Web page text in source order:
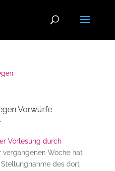
Vorwürfe
Vorlesung durch
Woche hat
des dort